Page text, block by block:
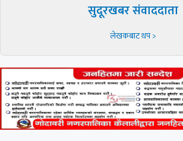
सुदूरखबर संवाददाता
लेखकबाट थप >